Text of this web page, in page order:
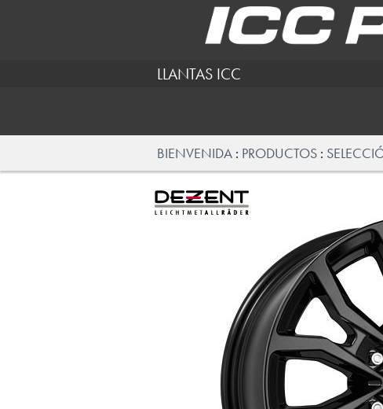
LLANTAS ICC
BIENVENIDA PRODUCTOS